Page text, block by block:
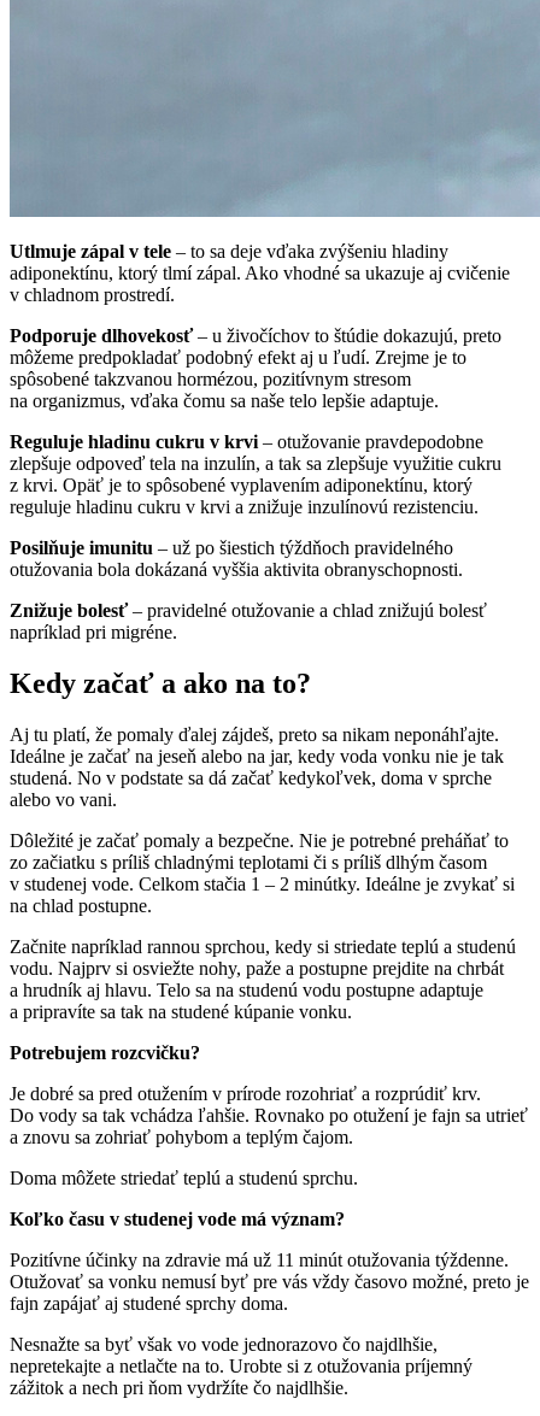
Utlmuje zápal v tele – to sa deje vďaka zvýšeniu hladiny
adiponektínu, ktorý tlmí zápal. Ako vhodné sa ukazuje aj cvičenie
v chladnom prostredí.
Podporuje dlhovekosť– u živočíchov to štúdie dokazujú, preto
môžeme predpokladať podobný efekt aj u ľudí. Zrejme je to
spôsobené takzvanou hormézou, pozitívnym stresom
na organizmus, vďaka čomu sa naše telo lepšie adaptuje.
Reguluje hladinu cukru v krvi – otužovanie pravdepodobne
zlepšuje odpoveď tela na inzulín, a tak sa zlepšuje využitie cukru
z krvi. Opäť je to spôsobené vyplavením adiponektínu, ktorý
reguluje hladinu cukru v krvi a znižuje inzulínovú rezistenciu.
Posilňuje imunitu – už po šiestich týždňoch pravidelného
otužovania bola dokázaná vyššia aktivita obranyschopnosti.
Znižuje bolesť– pravidelné otužovanie a chlad znižujú bolesť
napríklad pri migréne.
Kedy začať a ako na to?
Aj tu platí, že pomaly ďalej zájdeš, preto sa nikam neponáhľajte.
Ideálne je začať na jeseň alebo na jar, kedy voda vonku nie je tak
studená. No v podstate sa dá začať kedykoľvek, doma v sprche
alebo vo vani.
Dôležité je začať pomaly a bezpečne. Nie je potrebné preháňať to
zo začiatku s príliš chladnými teplotami či s príliš dlhým časom
v studenej vode. Celkom stačia 1 – 2 minútky. Ideálne je zvykať si
na chlad postupne.
Začnite napríklad rannou sprchou, kedy si striedate teplú a studenú
vodu. Najprv si osviežte nohy, paže a postupne prejdite na chrbát
a hrudník aj hlavu. Telo sa na studenú vodu postupne adaptuje
a pripravíte sa tak na studené kúpanie vonku.
Potrebujem rozcvičku?
Je dobré sa pred otužením v prírode rozohriať a rozprúdiť krv.
Do vody sa tak vchádza ľahšie. Rovnako po otužení je fajn sa utrieť
a znovu sa zohriať pohybom a teplým čajom.
Doma môžete striedať teplú a studenú sprchu.
Koľko času v studenej vode má význam?
Pozitívne účinky na zdravie má už 11 minút otužovania týždenne.
Otužovať sa vonku nemusí byť pre vás vždy časovo možné, preto je
fajn zapájať aj studené sprchy doma.
Nesnažte sa byť však vo vode jednorazovo čo najdlhšie,
nepretekajte a netlačte na to. Urobte si z otužovania príjemný
zážitok a nech pri ňom vydržíte čo najdlhšie.